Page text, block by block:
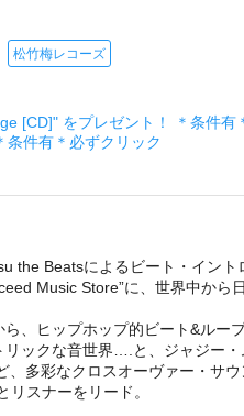
松竹梅レコーズ
[CD]" をプレゼント！ ＊条件有
条件有＊必ずクリック
the Beatsによるビート・イ
Music Store”に、世界中か
、ヒップホップ的ビート&ル
ックな音世界….と、ジャジー
多彩なクロスオーヴァー・サ
スナーをリード。